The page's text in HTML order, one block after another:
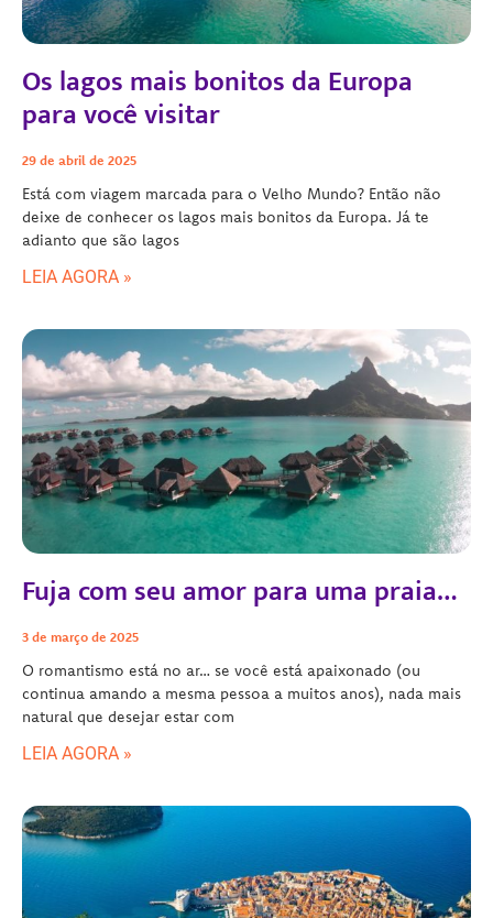
Os lagos mais bonitos da Europa
para você visitar
29 de abril de 2025
Está com viagem marcada para o Velho Mundo? Então não
deixe de conhecer os lagos mais bonitos da Europa. Já te
adianto que são lagos
LEIA AGORA »
Fuja com seu amor para uma praia…
3 de março de 2025
O romantismo está no ar… se você está apaixonado (ou
continua amando a mesma pessoa a muitos anos), nada mais
natural que desejar estar com
LEIA AGORA »